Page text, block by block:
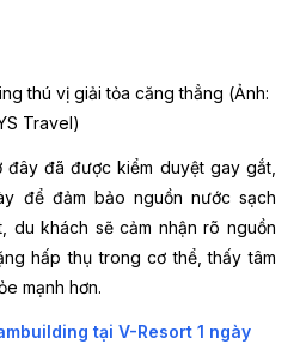
thú vị giải tỏa căng thẳng (Ảnh:
Travel)
đã được kiểm duyệt gay gắt,
để đảm bảo nguồn nước sạch
du khách sẽ cảm nhận rõ nguồn
hấp thụ trong cơ thể, thấy tâm
mạnh hơn.
tại V-Resort 1 ngày